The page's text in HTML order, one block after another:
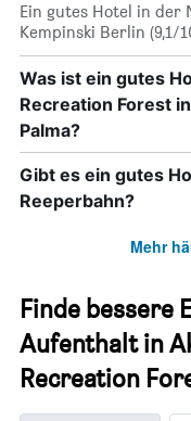
Ein gutes Hotel in der
Kempinski Berlin (9,1/
Was ist ein gutes
Recreation Forest
Palma?
Gibt es ein gutes
Reeperbahn?
Mehr
Finde bessere
Aufenthalt in
Recreation